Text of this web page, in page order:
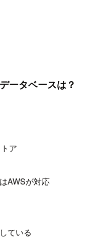
ータベースは？
ア
AWSが対応
ている